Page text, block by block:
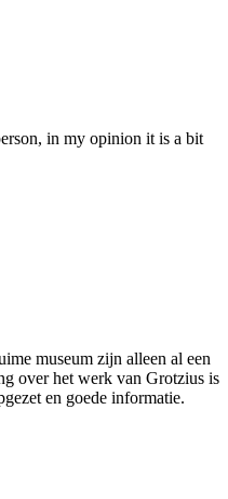
in my opinion it is a bit
museum zijn alleen al een
over het werk van Grotzius is
en goede informatie.